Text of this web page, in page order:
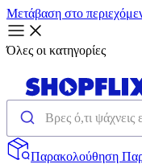
Μετάβαση στο
Όλες οι κατηγορίες
Παρακολούθηση